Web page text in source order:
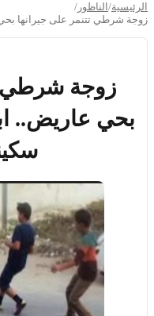
الرئيسية/ الناظور /
زوجة شرطي تتنمر على جيرانها بحي
زوجة شرطي
بحي عاريض..